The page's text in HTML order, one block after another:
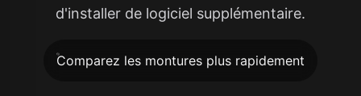
d'installer de logiciel supplémentaire.
Comparez les montures plus rapidement